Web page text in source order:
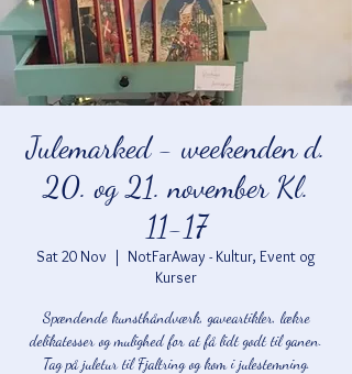
Julemarked - weekenden d.
20. og 21. november Kl.
11-17
Sat 20 Nov
  |
NotFarAway - Kultur, Event og
Kurser
Spændende kunsthåndværk, gaveartikler, lækre
delikatesser og mulighed for at få lidt godt til ganen.
Tag på juletur til Fjaltring og kom i julestemning.